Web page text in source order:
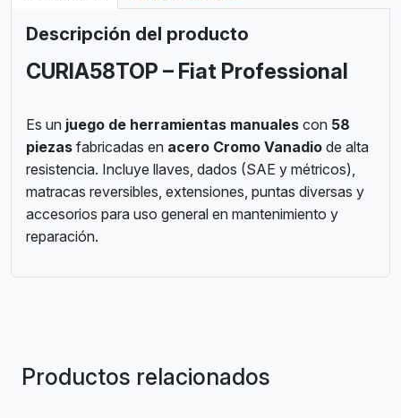
Descripción del producto
CURIA58TOP – Fiat Professional
Es un juego de herramientas manuales con 58
piezas fabricadas en acero Cromo Vanadio de alta
resistencia. Incluye llaves, dados (SAE y métricos),
matracas reversibles, extensiones, puntas diversas y
accesorios para uso general en mantenimiento y
reparación.
Productos relacionados